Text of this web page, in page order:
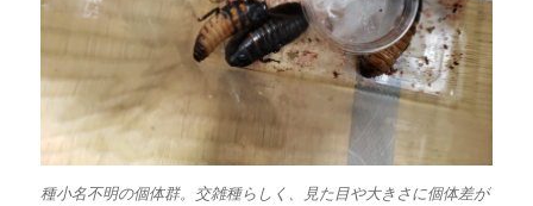
種小名不明の個体群。交雑種らしく、見た目や大きさに個体差が